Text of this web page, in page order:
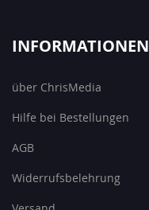
INFORMATIONEN
über ChrisMedia
Hilfe bei Bestellungen
AGB
Widerrufsbelehrung